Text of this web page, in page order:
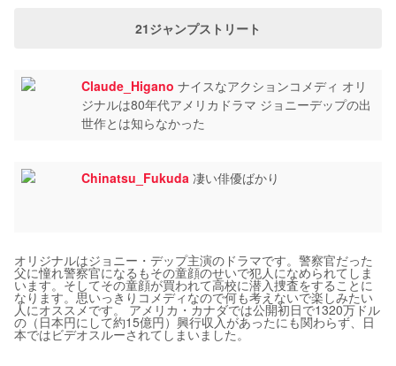
21ジャンプストリート
Claude_Higano ナイスなアクションコメディ オリ
ジナルは80年代アメリカドラマ ジョニーデップの出
世作とは知らなかった
Chinatsu_Fukuda 凄い俳優ばかり
オリジナルはジョニー・デップ主演のドラマです。警察官だった
父に憧れ警察官になるもその童顔のせいで犯人になめられてしま
います。そしてその童顔が買われて高校に潜入捜査をすることに
なります。思いっきりコメディなので何も考えないで楽しみたい
人にオススメです。 アメリカ・カナダでは公開初日で1320万ドル
の（日本円にして約15億円）興行収入があったにも関わらず、日
本ではビデオスルーされてしまいました。